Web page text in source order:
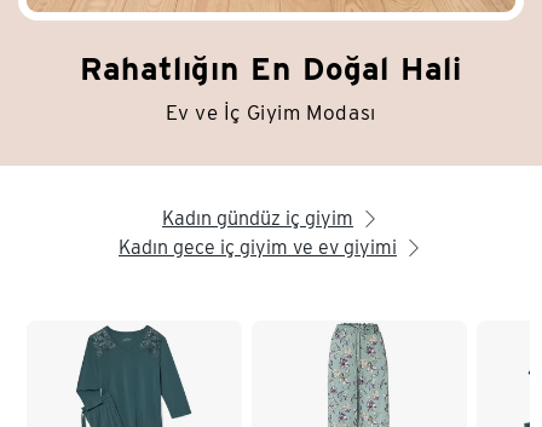
Rahatlığın En Doğal Hali
Ev ve İç Giyim Modası
Kadın gündüz iç giyim arrow_right
Kadın gece iç giyim ve ev giyimi arrow_right